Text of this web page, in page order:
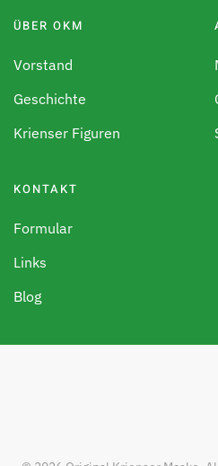
ÜBER OKM
Vorstand
Geschichte
Krienser Figuren
KONTAKT
Formular
Links
Blog